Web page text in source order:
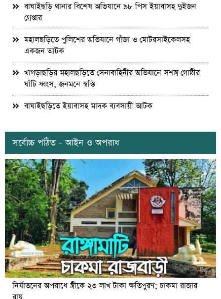
বাঘাইছড়ি থানার বিশেষ অভিযানে ৯৮ পিস ইয়াবাসহ দুইজন
গ্রেপ্তার
মহালছড়িতে পুলিশের অভিযানে গাঁজা ও মোটরসাইকেলসহ
একজন আটক
খাগড়াছড়ির মহালছড়িতে সেনাবাহিনীর অভিযানে সশস্ত্র গোষ্ঠীর
ঘাঁটি ধ্বংস, জনমনে স্বস্তি
বাঘাইছড়িতে ইয়াবাসহ মাদক ব্যবসায়ী আটক
সর্বোচ্চ পঠিত - আইন ও অপরাধ
নির্যাতনের অপরাধে স্ত্রীকে ২৩ লাখ টাকা ক্ষতিপুরণ; চাকমা রাজার